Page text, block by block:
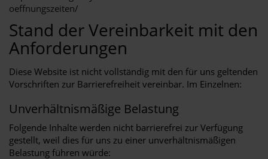
oeffnungszeiten/
Stand der Vereinbarkeit mit den
Anforderungen
Diese Website ist nicht vollständig mit den für uns geltenden
Vorschriften zur Barrierefreiheit vereinbar. Im Einzelnen:
Unverhältnismäßige Belastung
Folgende Inhalte werden nicht barrierefrei zur Verfügung
gestellt, weil dies für uns zu einer unverhältnismäßigen
Belastung führen würde: